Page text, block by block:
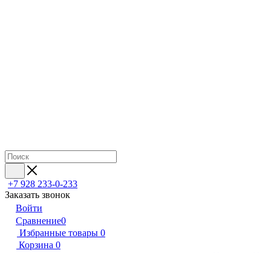
+7 928 233-0-233
Заказать звонок
Войти
Сравнение0
Избранные товары 0
Корзина 0